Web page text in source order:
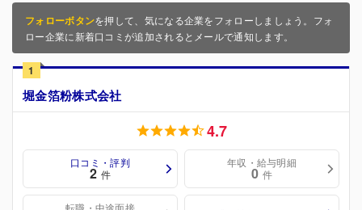
フォローボタンを押して、気になる企業をフォローしましょう。フォ
ロー企業に新着口コミが追加されるとメールで通知します。
1
堀金箔粉株式会社
4.7
口コミ・評判
2 件
年収・給与明細
0 件
転職・中途面接